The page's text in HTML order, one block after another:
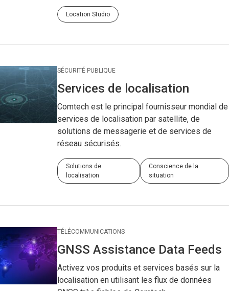
Location Studio
SÉCURITÉ PUBLIQUE
Services de localisation
Comtech est le principal fournisseur mondial de
services de localisation par satellite, de
solutions de messagerie et de services de
réseau sécurisés.
Solutions de
localisation
Conscience de la
situation
TÉLÉCOMMUNICATIONS
GNSS Assistance Data Feeds
Activez vos produits et services basés sur la
localisation en utilisant les flux de données